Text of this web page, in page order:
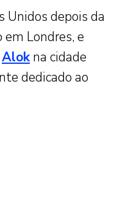
Unidos depois da
Londres, e
Alokna cidade
dedicado ao